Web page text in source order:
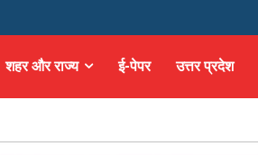
शहर और राज्य ई-पेपर उत्तर प्रदेश